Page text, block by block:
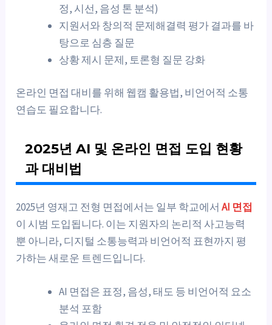
정, 시선, 음성 톤 분석)
지원서와 창의적 문제해결력 평가 결과를 바
탕으로 심층 질문
상황 제시 문제, 토론형 질문 강화
온라인 면접 대비를 위해 웹캠 활용법, 비언어적 소통
연습도 필요합니다.
2025년 AI 및 온라인 면접 도입 현황
과 대비법
2025년 영재고 전형 면접에서는 일부 학교에서AI 면접
이 시범 도입됩니다. 이는 지원자의 논리적 사고능력
뿐 아니라, 디지털 소통능력과 비언어적 표현까지 평
가하는 새로운 트렌드입니다.
AI 면접은 표정, 음성, 태도 등 비언어적 요소
분석 포함